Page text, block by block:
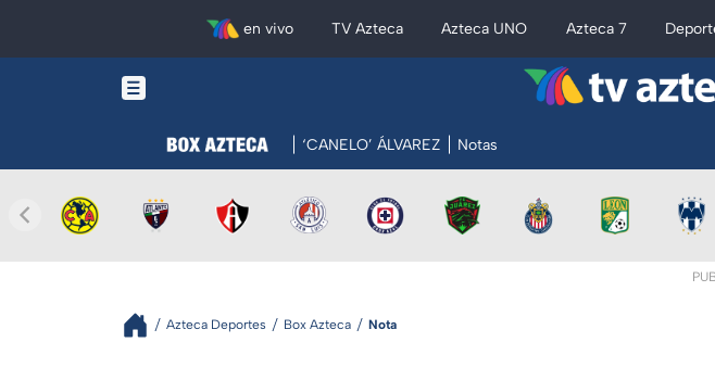
en vivo TV Azteca Azteca UNO Azteca 7
‘CANELO’ ÁLVAREZ Notas
Azteca Deportes Box Azteca Nota